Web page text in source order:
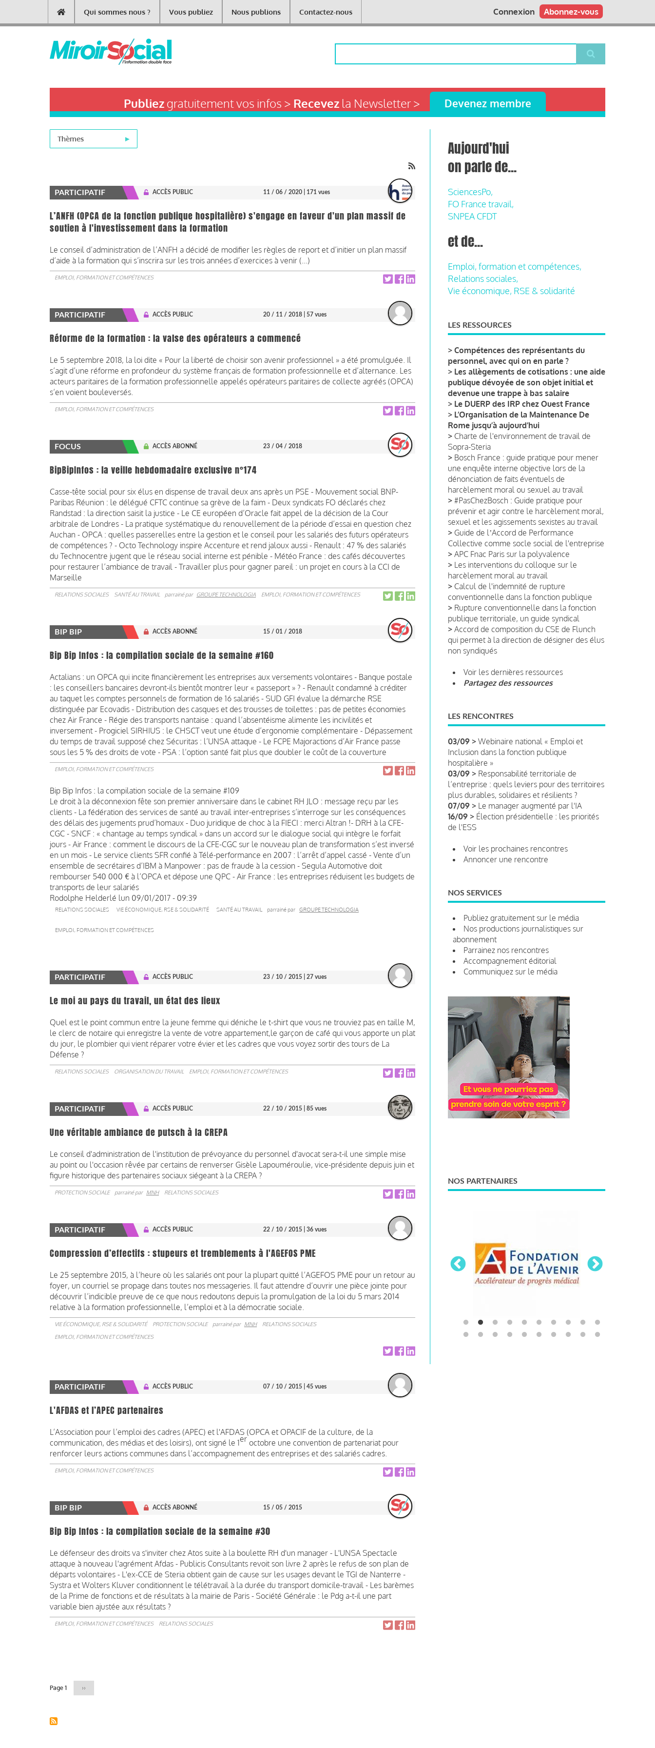
contenu
Main
navigation
Qui sommes nous ? Vous publiez Nous publions Contactez-nous Abonnez-vous
Connexion
Publiezgratuitement vos infos > Recevezla Newsletter > Devenez membre
Thèmes
PARTICIPATIF ACCÈS PUBLIC 11 / 06 / 2020 | 171 vues
L’ANFH (OPCA de la fonction publique hospitalière) s'engage en faveur d'un plan massif de
soutien à l'investissement dans la formation
Le conseil d’administration de l’ANFH a décidé de modifier les règles de report et d’initier un plan massif
d’aide à la formation qui s’inscrira sur les trois années d’exercices à venir (...)
EMPLOI, FORMATION ET COMPÉTENCES
PARTICIPATIF ACCÈS PUBLIC 20 / 11 / 2018 | 57 vues
Réforme de la formation : la valse des opérateurs a commencé
Le 5 septembre 2018, la loi dite « Pour la liberté de choisir son avenir professionnel » a été promulguée. Il
s’agit d’une réforme en profondeur du système français de formation professionnelle et d’alternance. Les
acteurs paritaires de la formation professionnelle appelés opérateurs paritaires de collecte agréés (OPCA)
s’en voient bouleversés.
EMPLOI, FORMATION ET COMPÉTENCES
FOCUS ACCÈS ABONNÉ 23 / 04 / 2018
BipBipInfos : la veille hebdomadaire exclusive n°174
Casse-tête social pour six élus en dispense de travail deux ans après un PSE - Mouvement social BNP-
Paribas Réunion : le délégué CFTC continue sa grève de la faim - Deux syndicats FO déclarés chez
Randstad : la direction saisit la justice - Le CE européen d’Oracle fait appel de la décision de la Cour
arbitrale de Londres - La pratique systématique du renouvellement de la période d’essai en question chez
Auchan - OPCA : quelles passerelles entre la gestion et le conseil pour les salariés des futurs opérateurs
de compétences ? - Octo Technology inspire Accenture et rend jaloux aussi - Renault : 47 % des salariés
du Technocentre jugent que le réseau social interne est pénible - Météo France : des cafés découvertes
pour restaurer l’ambiance de travail - Travailler plus pour gagner pareil : un projet en cours à la CCI de
Marseille
RELATIONS SOCIALES SANTÉ AU TRAVAIL parrainé par GROUPE TECHNOLOGIA EMPLOI, FORMATION ET COMPÉTENCES
BIP BIP ACCÈS ABONNÉ 15 / 01 / 2018
Bip Bip Infos : la compilation sociale de la semaine #160
Actalians : un OPCA qui incite financièrement les entreprises aux versements volontaires - Banque postale
: les conseillers bancaires devront-ils bientôt montrer leur « passeport » ? - Renault condamné à créditer
au taquet les comptes personnels de formation de 16 salariés - SUD GFI évalue la démarche RSE
distinguée par Ecovadis - Distribution des casques et des trousses de toilettes : pas de petites économies
chez Air France - Régie des transports nantaise : quand l’absentéisme alimente les incivilités et
inversement - Progiciel SIRHIUS : le CHSCT veut une étude d’ergonomie complémentaire - Dépassement
du temps de travail supposé chez Sécuritas : l’UNSA attaque - Le FCPE Majoractions d’Air France passe
sous les 5 % des droits de vote - PSA : l’option santé fait plus que doubler le coût de la couverture
EMPLOI, FORMATION ET COMPÉTENCES
Bip Bip Infos : la compilation sociale de la semaine #109
Le droit à la déconnexion fête son premier anniversaire dans le cabinet RH JLO : message reçu par les
clients - La fédération des services de santé au travail inter-entreprises s’interroge sur les conséquences
des délais des jugements prud’homaux - Duo juridique de choc à la FIECI : merci Altran !- DRH à la CFE-
CGC - SNCF : « chantage au temps syndical » dans un accord sur le dialogue social qui intègre le forfait
jours - Air France : comment le discours de la CFE-CGC sur le nouveau plan de transformation s’est inversé
en un mois - Le service clients SFR confié à Télé-performance en 2007 : l’arrêt d’appel cassé - Vente d’un
ensemble de secrétaires d’IBM à Manpower : pas de fraude à la cession - Segula Automotive doit
rembourser 540 000 € à l’OPCA et dépose une QPC - Air France : les entreprises réduisent les budgets de
transports de leur salariés
Rodolphe Helderlé lun 09/01/2017 - 09:39
RELATIONS SOCIALES VIE ÉCONOMIQUE, RSE & SOLIDARITÉ SANTÉ AU TRAVAIL parrainé par GROUPE TECHNOLOGIA
EMPLOI, FORMATION ET COMPÉTENCES
PARTICIPATIF ACCÈS PUBLIC 23 / 10 / 2015 | 27 vues
Le moi au pays du travail, un état des lieux
Quel est le point commun entre la jeune femme qui déniche le t-shirt que vous ne trouviez pas en taille M,
le clerc de notaire qui enregistre la vente de votre appartement,le garçon de café qui vous apporte un plat
du jour, le plombier qui vient réparer votre évier et les cadres que vous voyez sortir des tours de La
Défense ?
RELATIONS SOCIALES ORGANISATION DU TRAVAIL EMPLOI, FORMATION ET COMPÉTENCES
PARTICIPATIF ACCÈS PUBLIC 22 / 10 / 2015 | 85 vues
Une véritable ambiance de putsch à la CREPA
Le conseil d'administration de l'institution de prévoyance du personnel d'avocat sera-t-il une simple mise
au point ou l'occasion rêvée par certains de renverser Gisèle Lapouméroulie, vice-présidente depuis juin et
figure historique des partenaires sociaux siégeant à la CREPA ?
PROTECTION SOCIALE parrainé par MNH RELATIONS SOCIALES
PARTICIPATIF ACCÈS PUBLIC 22 / 10 / 2015 | 36 vues
Compression d’effectifs : stupeurs et tremblements à l'AGEFOS PME
Le 25 septembre 2015, à l’heure où les salariés ont pour la plupart quitté l’AGEFOS PME pour un retour au
foyer, un courriel se propage dans toutes nos messageries. Il faut attendre d’ouvrir une pièce jointe pour
découvrir l’indicible preuve de ce que nous redoutons depuis la promulgation de la loi du 5 mars 2014
relative à la formation professionnelle, l’emploi et à la démocratie sociale.
VIE ÉCONOMIQUE, RSE & SOLIDARITÉ PROTECTION SOCIALE parrainé par MNH
RELATIONS SOCIALES
EMPLOI, FORMATION ET COMPÉTENCES
PARTICIPATIF ACCÈS PUBLIC 07 / 10 / 2015 | 45 vues
L'AFDAS et l’APEC partenaires
L’Association pour l’emploi des cadres (APEC) et l'AFDAS (OPCA et OPACIF de la culture, de la
communication, des médias et des loisirs), ont signé le 1er octobre une convention de partenariat pour
renforcer leurs actions communes dans l’accompagnement des entreprises et des salariés cadres.
EMPLOI, FORMATION ET COMPÉTENCES
BIP BIP ACCÈS ABONNÉ 15 / 05 / 2015
Bip Bip Infos : la compilation sociale de la semaine #30
Le défenseur des droits va s'inviter chez Atos suite à la boulette RH d'un manager - L'UNSA Spectacle
attaque à nouveau l'agrément Afdas - Publicis Consultants revoit son livre 2 après le refus de son plan de
départs volontaires - L'ex-CCE de Steria obtient gain de cause sur les usages devant le TGI de Nanterre -
Systra et Wolters Kluver conditionnent le télétravail à la durée du transport domicile-travail - Les barèmes
de la Prime de fonctions et de résultats à la mairie de Paris - Société Générale : le Pdg a-t-il une part
variable bien ajustée aux résultats ?
EMPLOI, FORMATION ET COMPÉTENCES RELATIONS SOCIALES
Page 1
Page
suivante
››
Aujourd'hui
on parle de...
SciencesPo,
FO France travail,
SNPEA CFDT
et de...
Emploi, formation et compétences,
Relations sociales,
Vie économique, RSE & solidarité
LES RESSOURCES
> Compétences des représentants du
personnel, avec qui on en parle ?
> Les allègements de cotisations : une aide
publique dévoyée de son objet initial et
devenue une trappe à bas salaire
> Le DUERP des IRP chez Ouest France
> L’Organisation de la Maintenance De
Rome jusqu’à aujourd’hui
> Charte de l'environnement de travail de
Sopra-Steria
> Bosch France : guide pratique pour mener
une enquête interne objective lors de la
dénonciation de faits éventuels de
harcèlement moral ou sexuel au travail
> #PasChezBosch : Guide pratique pour
prévenir et agir contre le harcèlement moral,
sexuel et les agissements sexistes au travail
> Guide de lʼAccord de Performance
Collective comme socle social de l'entreprise
> APC Fnac Paris sur la polyvalence
> Les interventions du colloque sur le
harcèlement moral au travail
> Calcul de l'indemnité de rupture
conventionnelle dans la fonction publique
> Rupture conventionnelle dans la fonction
publique territoriale, un guide syndical
> Accord de composition du CSE de Flunch
qui permet à la direction de désigner des élus
non syndiqués
Voir les dernières ressources
Partagez des ressources
LES RENCONTRES
03/09 > Webinaire national « Emploi et
Inclusion dans la fonction publique
hospitalière »
03/09 > Responsabilité territoriale de
l’entreprise : quels leviers pour des territoires
plus durables, solidaires et résilients ?
07/09 > Le manager augmenté par l'IA
16/09 > Élection présidentielle : les priorités
de l'ESS
Voir les prochaines rencontres
Annoncer une rencontre
NOS SERVICES
Publiez gratuitement sur le média
Nos productions journalistiques sur
abonnement
Parrainez nos rencontres
Accompagnement éditorial
Communiquez sur le média
NOS PARTENAIRES